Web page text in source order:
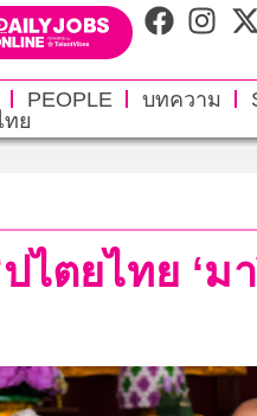
PEOPLE บทความ
ย
ตยไทย ‘ม